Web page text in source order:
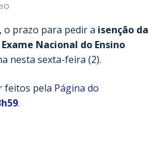
prazo para pedir a isenção da
Exame Nacional do Ensino
nesta sexta-feira (2).
feitos pela Página do
.